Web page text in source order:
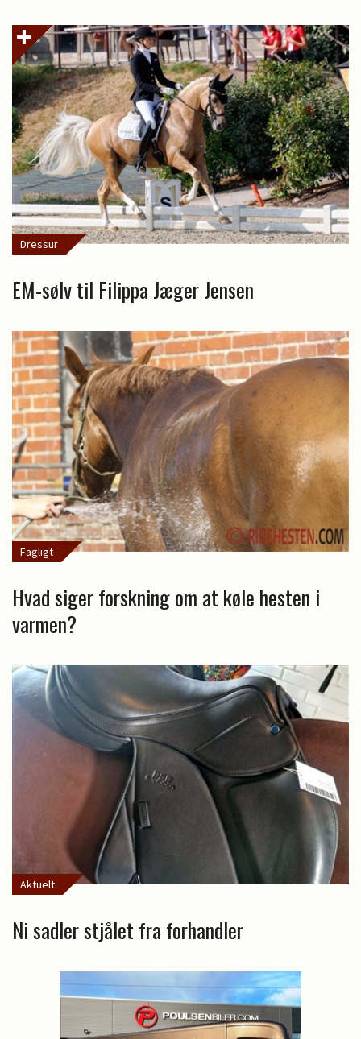
Dressur
EM-sølv til Filippa Jæger Jensen
Fagligt
Hvad siger forskning om at køle hesten i
varmen?
Aktuelt
Ni sadler stjålet fra forhandler